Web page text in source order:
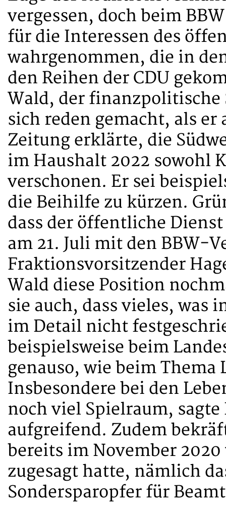
vergessen, doch beim
für die Interessen des
wahrgenommen, die in
den Reihen der CDU
Wald, der finanzpolitische
sich reden gemacht, als er
Zeitung erklärte, die
im Haushalt 2022 sowohl
verschonen. Er sei
die Beihilfe zu kürzen.
dass der öffentliche
am 21. Juli mit den BBW-
Fraktionsvorsitzender
Wald diese Position
sie auch, dass vieles, was
im Detail nicht
beispielsweise beim
genauso, wie beim
Insbesondere bei den
noch viel Spielraum,
aufgreifend. Zudem
bereits im November
zugesagt hatte, nämlich
Sondersparopfer für